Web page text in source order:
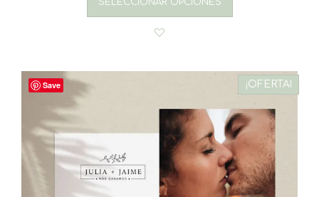
SELECCIONAR OPCIONES
Save ¡OFERTA!